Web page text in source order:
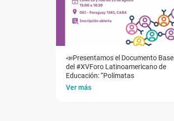
📣Presentamos el Documento Base
del #XVForo Latinoamericano de
Educación: “Polímatas
Ver más